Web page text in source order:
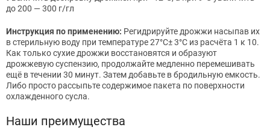
до 200 — 300 г/гл
Инструкция по применению: Регидрируйте дрожжи насыпав их
в стерильную воду при температуре 27°C± 3°C из расчёта 1 к 10.
Как только сухие дрожжи восстановятся и образуют
дрожжевую суспензию, продолжайте медленно перемешивать
ещё в течении 30 минут. Затем добавьте в бродильную емкость.
Либо просто рассыпьте содержимое пакета по поверхности
охлажденного сусла.
Наши преимущества